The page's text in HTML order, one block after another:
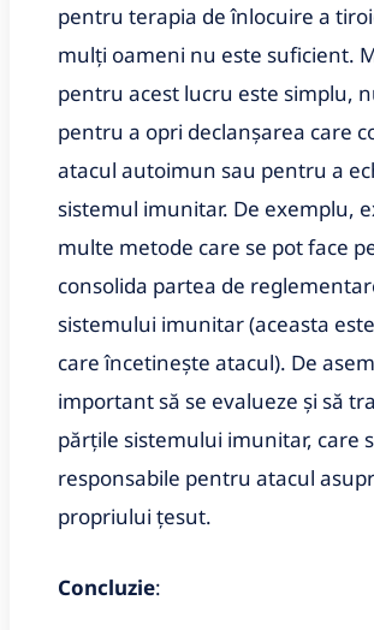
pentru terapia de înlocuire a
mulți oameni nu este suficient.
pentru acest lucru este simplu,
pentru a opri declanșarea care
atacul autoimun sau pentru a
sistemul imunitar. De exemplu,
multe metode care se pot face
consolida partea de
sistemului imunitar (aceasta
care încetinește atacul). De
important să se evalueze și să
părțile sistemului imunitar, care
responsabile pentru atacul
propriului țesut.
Concluzie: